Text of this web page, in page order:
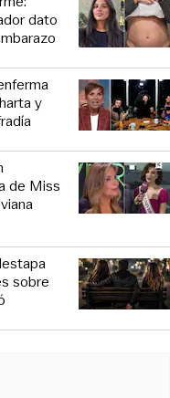
dato
y
de Miss
sobre